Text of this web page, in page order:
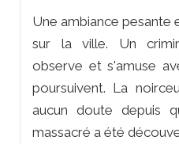
Une ambiance pesante
sur la ville. Un
observe et s'amuse
poursuivent. La
aucun doute depuis
massacré a été